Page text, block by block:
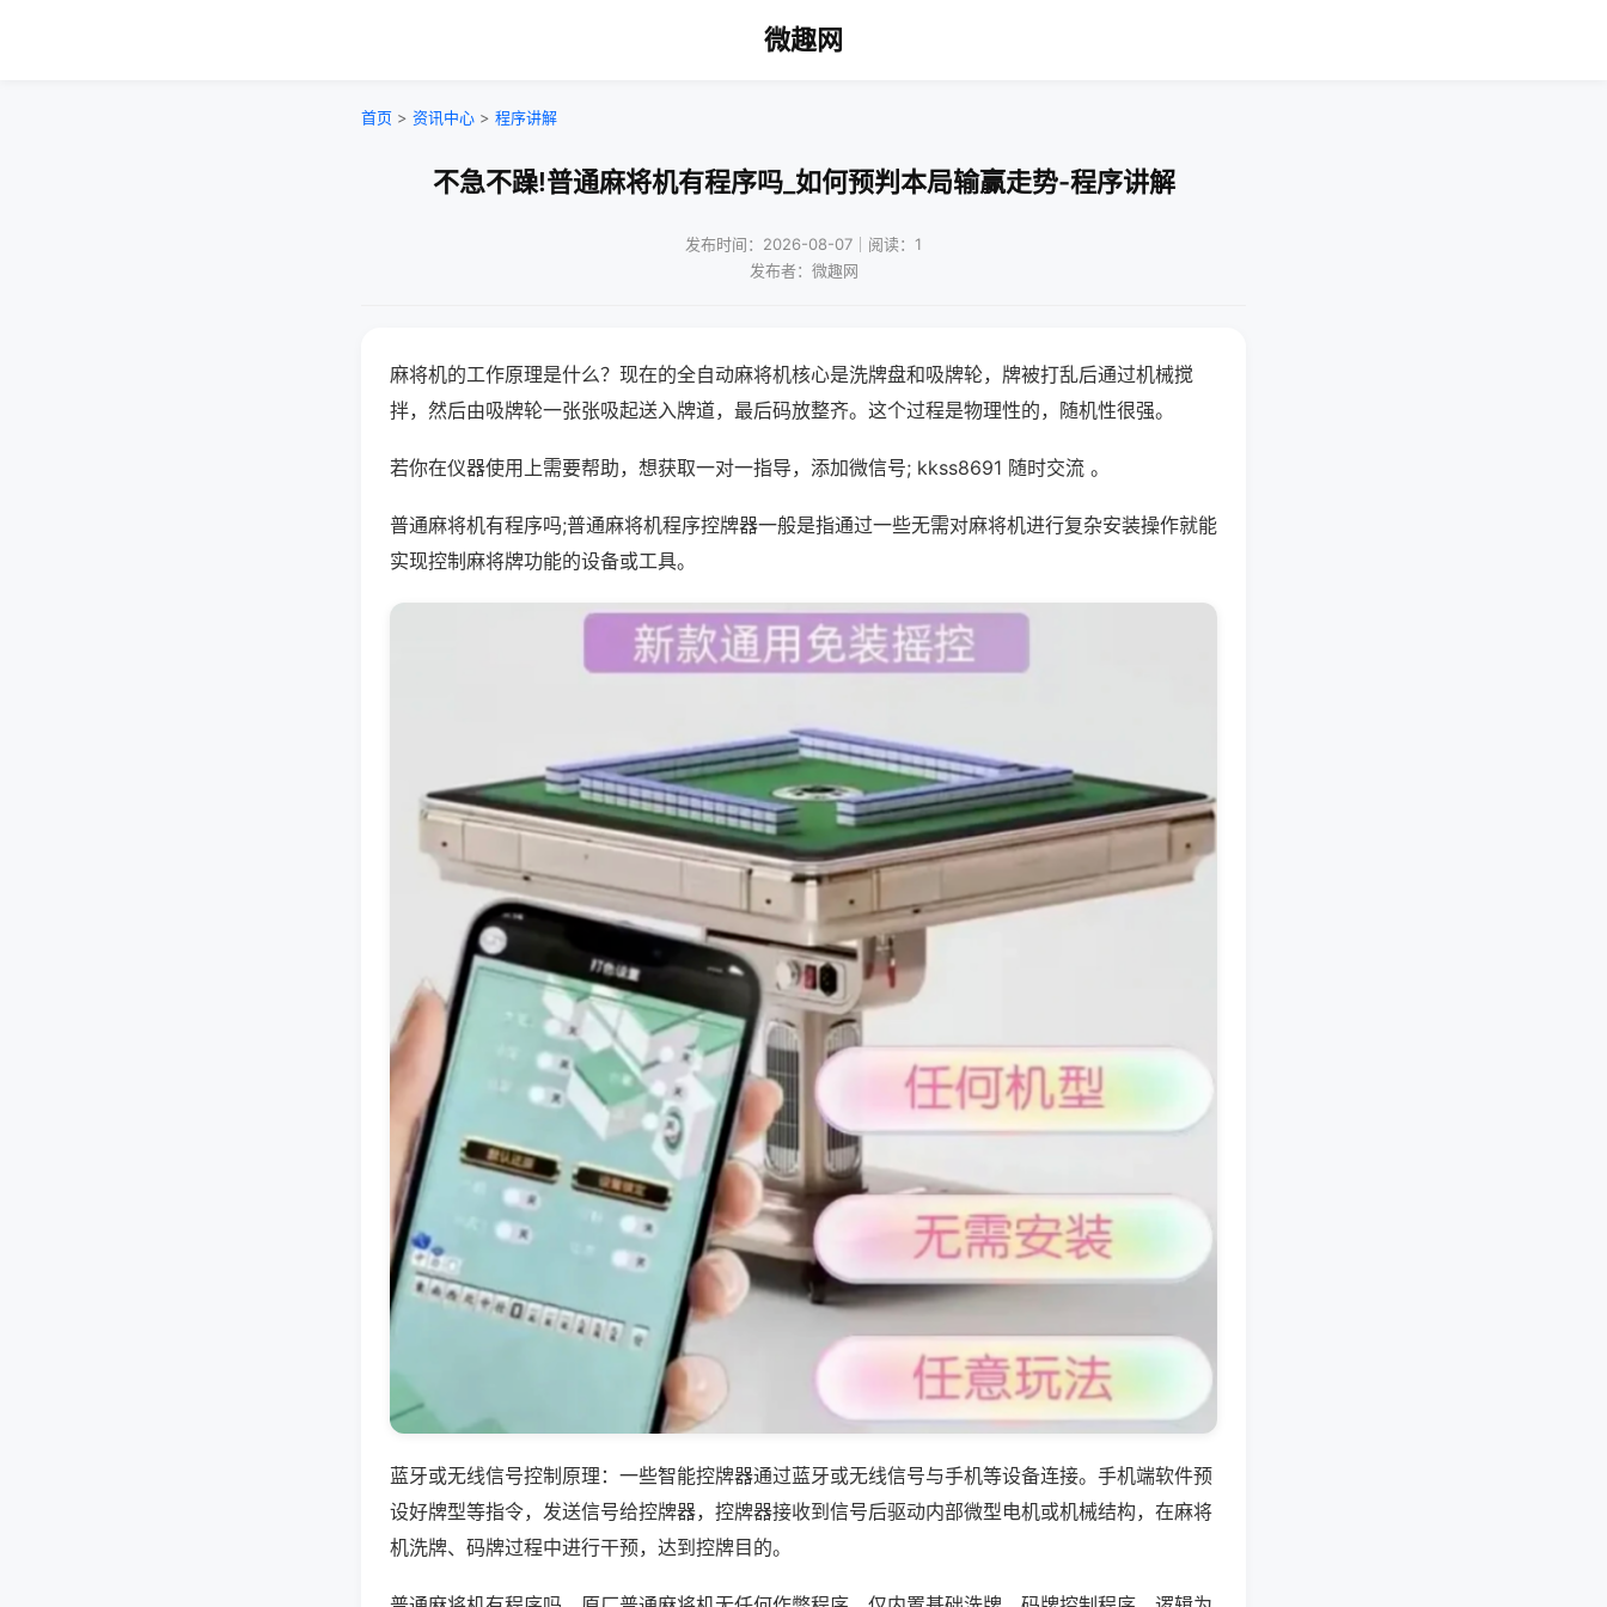
微趣网
首页 > 资讯中心 > 程序讲解
不急不躁!普通麻将机有程序吗_如何预判本局输赢走势-程序讲解
发布时间：2026-08-07｜阅读：1
发布者：微趣网
麻将机的工作原理是什么？现在的全自动麻将机核心是洗牌盘和吸牌轮，牌被打乱后通过机械搅
拌，然后由吸牌轮一张张吸起送入牌道，最后码放整齐。这个过程是物理性的，随机性很强。
若你在仪器使用上需要帮助，想获取一对一指导，添加微信号; kkss8691 随时交流 。
普通麻将机有程序吗;普通麻将机程序控牌器一般是指通过一些无需对麻将机进行复杂安装操作就能
实现控制麻将牌功能的设备或工具。
蓝牙或无线信号控制原理：一些智能控牌器通过蓝牙或无线信号与手机等设备连接。手机端软件预
设好牌型等指令，发送信号给控牌器，控牌器接收到信号后驱动内部微型电机或机械结构，在麻将
机洗牌、码牌过程中进行干预，达到控牌目的。